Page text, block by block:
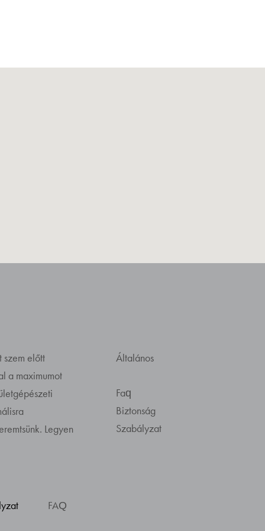
szem előtt
a maximumot
Legyen
Általános
Faq
Biztonság
Szabályzat
FAQ